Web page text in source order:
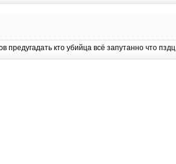
предугадать кто убийца всё запутанно что пздц